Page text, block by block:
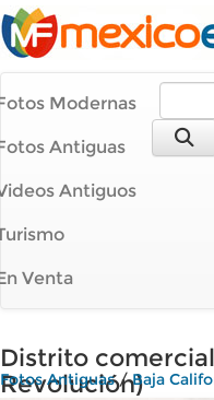
Modernas
Antiguas
Antiguos
Venta
Distrito
Revolución)
Fotos Antiguas/Baja